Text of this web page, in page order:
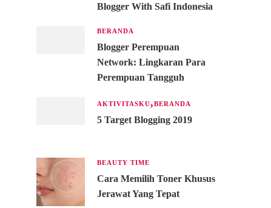
Blogger With Safi Indonesia
BERANDA
Blogger Perempuan
Network: Lingkaran Para
Perempuan Tangguh
AKTIVITASKU BERANDA
5 Target Blogging 2019
BEAUTY TIME
Cara Memilih Toner Khusus
Jerawat Yang Tepat